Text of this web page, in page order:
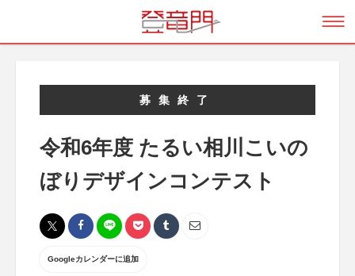
募集終了
令和6年度 たるい相川こいの
ぼりデザインコンテスト
Googleカレンダーに追加